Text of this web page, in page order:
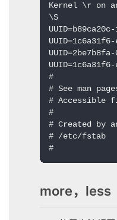
Kernel \r on
\S
#
# See man
# Accessible
#
# Created by
# /etc/fstab
#
more，less